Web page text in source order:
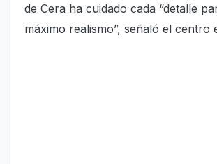
de Cera ha cuidado cada “detalle
máximo realismo”, señaló el centro